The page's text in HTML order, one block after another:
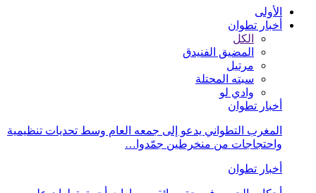
الأولى
أخبار تطوان
الكل
المضيق الفنيدق
مرتيل
سبته المحتلة
وادي لو
أخبار تطوان
المغرب التطواني يدعو إلى جمعه العام وسط تحديات تنظيمية
واحتجاجات من منخرطين جمّدوا…
أخبار تطوان